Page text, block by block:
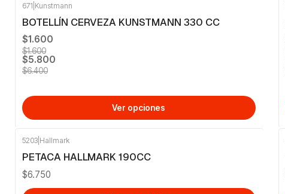
OFF
671 Kunstmann
BOTELLÍN CERVEZA KUNSTMANN 330 CC
$1.600
$1.600
$5.800
$6.400
Ver opciones
5203 Hallmark
PETACA HALLMARK 190CC
$6.750